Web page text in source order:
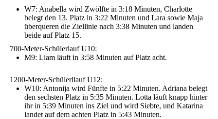
W7: Anabella wird Zwölfte in 3:18 Minuten, Charlotte
belegt den 13. Platz in 3:22 Minuten und Lara sowie Maja
überqueren die Ziellinie nach 3:38 Minuten und landen
beide auf Platz 15.
700-Meter-Schülerlauf U10:
M9: Liam läuft in 3:58 Minuten auf Platz acht.
1200-Meter-Schülerllauf U12:
W10: Antonija wird Fünfte in 5:22 Minuten. Adriana belegt
den sechsten Platz in 5:35 Minuten. Lotta läuft knapp hinter
ihr in 5:39 Minuten ins Ziel und wird Siebte, und Katarina
landet auf dem achten Platz in 5:43 Minuten.